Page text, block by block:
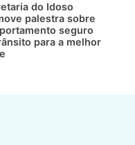
do Idoso
palestra sobre
seguro
para a melhor